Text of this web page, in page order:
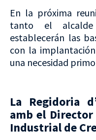
En la próxima
tanto el
establecerán las
con la
una necesidad
La Regidoria
amb el Director
Industrial de